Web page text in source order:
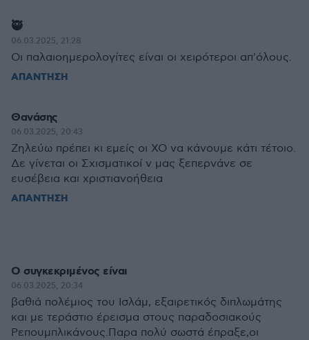
🥷
06.03.2025, 21:28
Οι παλαιοημερολογίτες είναι οι χειρότεροι απ'όλους.
ΑΠΑΝΤΗΣΗ
Θανάσης
06.03.2025, 20:43
Ζηλεύω πρέπει κι εμείς οι ΧΟ να κάνουμε κάτι τέτοιο.
Δε γίνεται οι Σχισματικοί ν μας ξεπερνάνε σε
ευσέβεια και χριστιανοήθεια
ΑΠΑΝΤΗΣΗ
Ο συγκεκριμένος είναι
06.03.2025, 20:34
βαθιά πολέμιος του Ισλάμ, εξαιρετικός διπλωμάτης
και με τεράστιο έρεισμα στους παραδοσιακούς
Ρεπουμπλικάνους.Παρα πολύ σωστά έπραξε,οι